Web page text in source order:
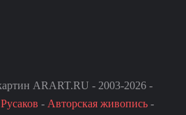
ARART.RU - 2003-2026 -
- Авторская живопись -